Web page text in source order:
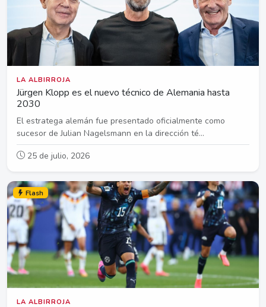
LA ALBIRROJA
Jürgen Klopp es el nuevo técnico de Alemania hasta
2030
El estratega alemán fue presentado oficialmente como
sucesor de Julian Nagelsmann en la dirección té...
25 de julio, 2026
Flash
LA ALBIRROJA